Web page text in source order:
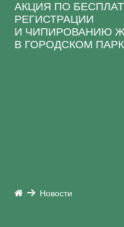
АКЦИЯ ПО
РЕГИСТРАЦИИ
И ЧИПИРОВАНИЮ
В ГОРОДСКОМ
Новости